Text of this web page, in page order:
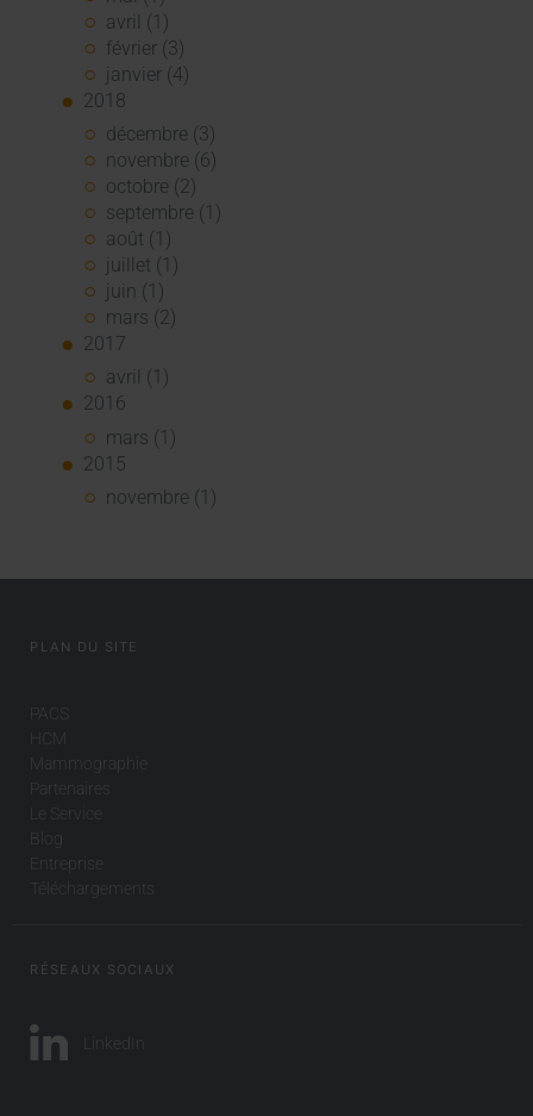
avril (1)
février (3)
janvier (4)
2018
décembre (3)
novembre (6)
octobre (2)
septembre (1)
août (1)
juillet (1)
juin (1)
mars (2)
2017
avril (1)
2016
mars (1)
2015
novembre (1)
PLAN DU SITE
PACS
HCM
Mammographie
Partenaires
Le Service
Blog
Entreprise
Téléchargements
RÉSEAUX SOCIAUX
LinkedIn